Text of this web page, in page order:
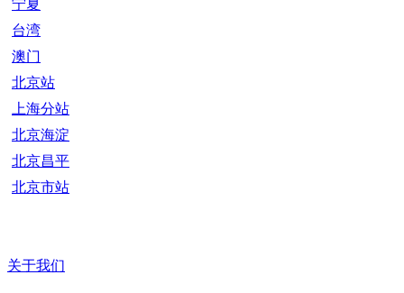
宁夏
台湾
澳门
北京站
上海分站
北京海淀
北京昌平
北京市站
关于我们